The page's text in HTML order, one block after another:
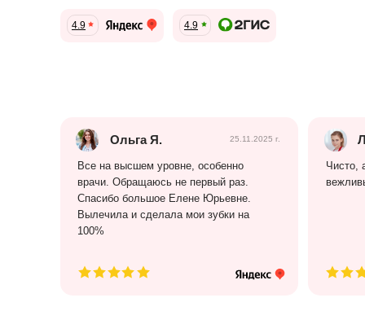
4.9 4.9
Все на высшем уровне, особенно
врачи. Обращаюсь не первый раз.
Спасибо большое Елене Юрьевне.
Вылечила и сделала мои зубки на
100%
Ольга Я. 25.11.2025 г.
Чисто,